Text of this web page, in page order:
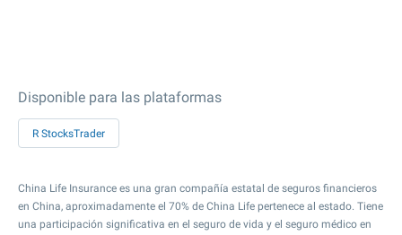
Disponible para las plataformas
R StocksTrader
China Life Insurance es una gran compañía estatal de seguros financieros
en China, aproximadamente el 70% de China Life pertenece al estado. Tiene
una participación significativa en el seguro de vida y el seguro médico en